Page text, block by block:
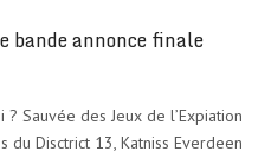
bande annonce finale
? Sauvée des Jeux de l’Expiation
du Disctrict 13, Katniss Everdeen